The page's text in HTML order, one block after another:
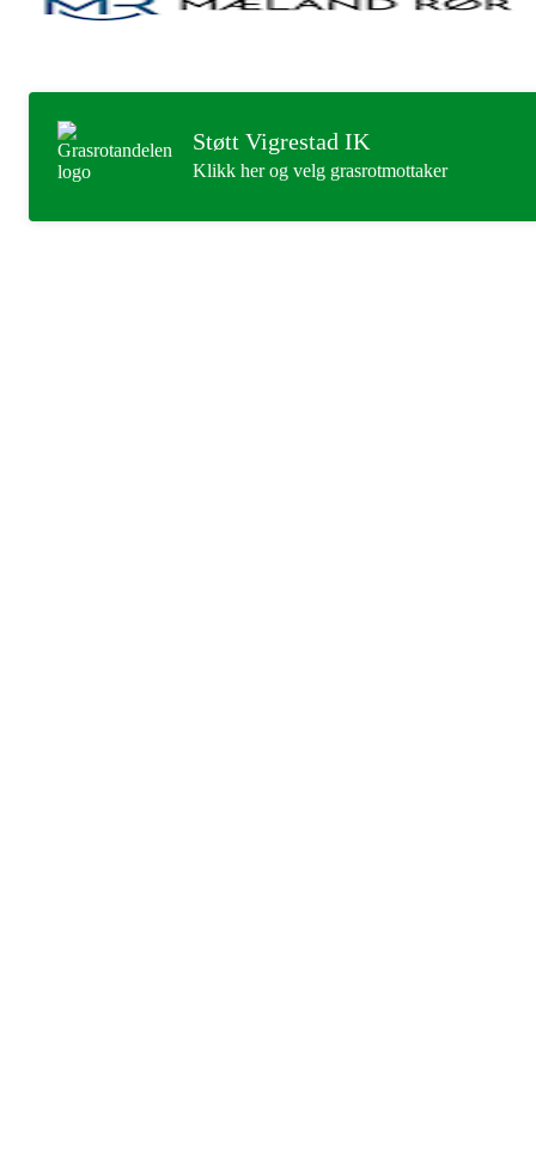
Støtt Vigrestad IK
Klikk her og velg grasrotmottaker